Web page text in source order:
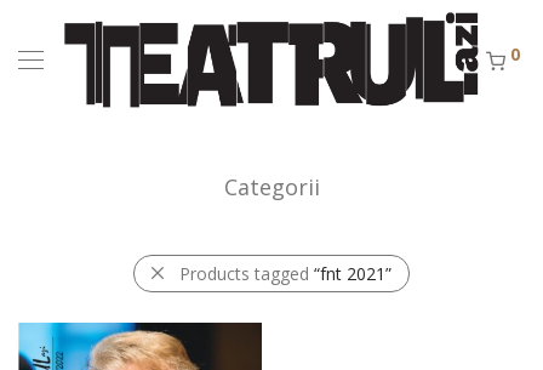
0
Categorii
Products tagged “fnt 2021”